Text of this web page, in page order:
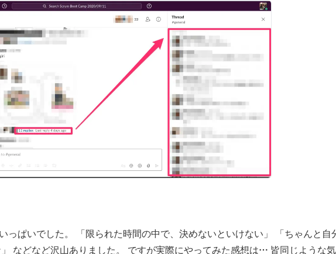
っぱいでした。 「限られた時間の中で、決めないといけない」 「ちゃんと自
などなど沢山ありました。 ですが実際にやってみた感想は… 皆同じような